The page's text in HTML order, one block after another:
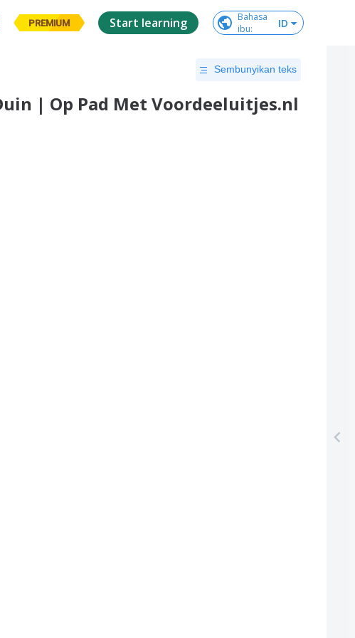
PREMIUM Start learning
Bahasa
ibu: ID
Sembunyikan teks
| Op Pad Met Voordeeluitjes.nl